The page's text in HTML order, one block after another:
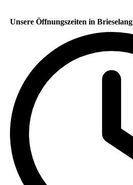
Unsere Öffnungszeiten in Brieselang